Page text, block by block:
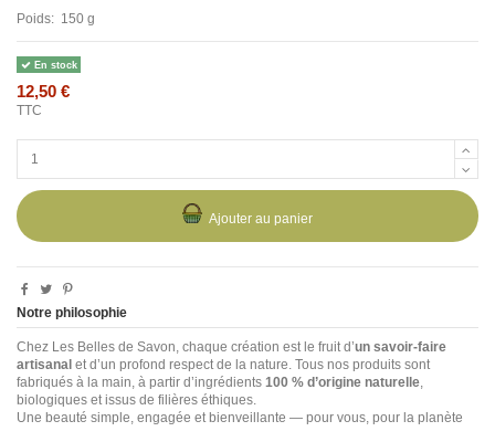
Poids: 150 g
En stock
12,50 €
TTC
Ajouter au panier
Notre philosophie
Chez Les Belles de Savon, chaque création est le fruit d’un savoir-faire
artisanal et d’un profond respect de la nature. Tous nos produits sont
fabriqués à la main, à partir d’ingrédients 100 % d’origine naturelle,
biologiques et issus de filières éthiques.
Une beauté simple, engagée et bienveillante — pour vous, pour la planète